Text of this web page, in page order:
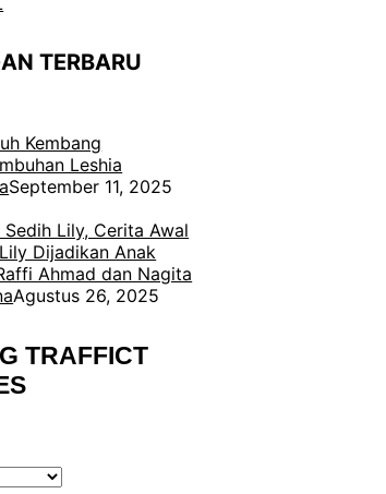
TERBARU
Kembang
Leshia
September 11, 2025
Sedih Lily, Cerita Awal
Dijadikan Anak
Ahmad dan Nagita
Agustus 26, 2025
TRAFFICT